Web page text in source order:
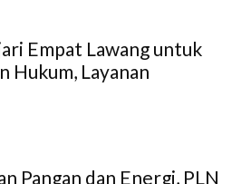
Empat Lawang untuk
Hukum, Layanan
Pangan dan Energi, PLN